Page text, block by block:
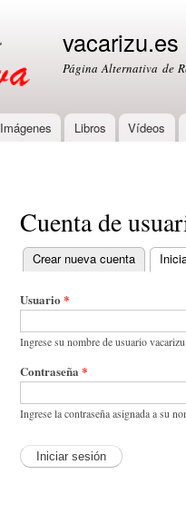
vacarizu.es
Página Alternativa de
Imágenes Libros Vídeos
Cuenta de
Primary tabs
Crear nueva cuenta
Usuario *
Ingrese su nombre de usuario
Contraseña *
Ingrese la contraseña asignada a su